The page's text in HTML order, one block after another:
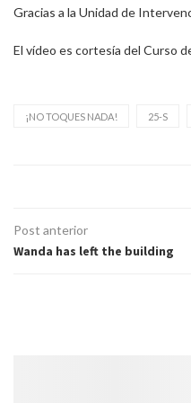
Gracias a la Unidad de
El vídeo es cortesía del Curso
¡NO TOQUES NADA! 25-S
Post anterior
Wanda has left the building